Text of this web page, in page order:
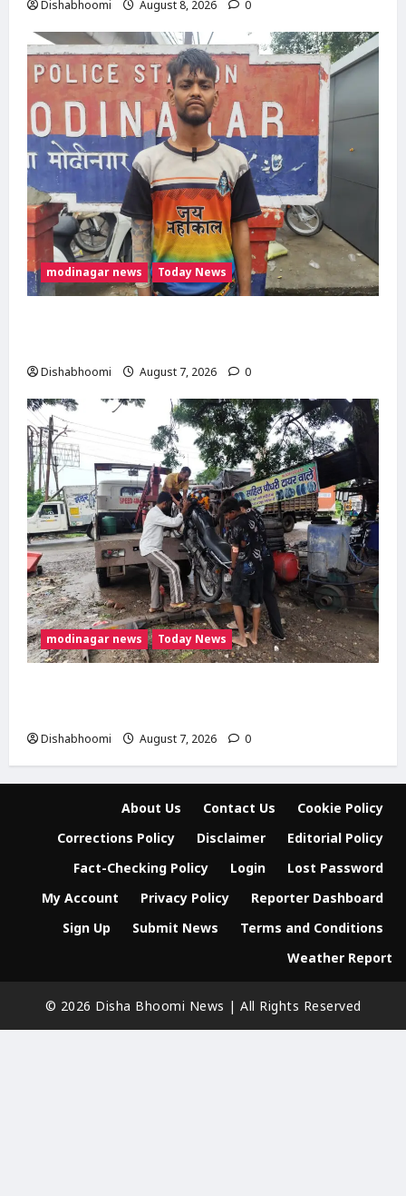
Dishabhoomi August 8, 2026 0
modinagar news Today News
Dishabhoomi August 7, 2026 0
modinagar news Today News
Dishabhoomi August 7, 2026 0
About Us Contact Us
Cookie Policy
Corrections Policy
Disclaimer
Editorial Policy
Fact-Checking Policy
Login
Lost Password
My Account
Privacy Policy
Reporter Dashboard
Sign Up
Submit News
Terms and Conditions
Weather Report